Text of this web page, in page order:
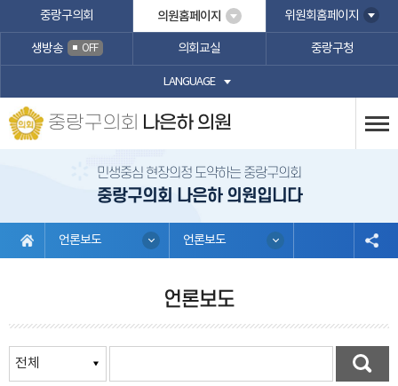
본문바로가기
중랑구의회 의원홈페이지 위원회홈페이지
생방송 OFF 의회교실 중랑구청
LANGUAGE
중랑구의회 나은하 의원
민생중심 현장의정 도약하는 중랑구의회
중랑구의회 나은하 의원입니다
언론보도 언론보도
언론보도